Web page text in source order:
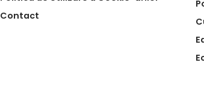
Contact